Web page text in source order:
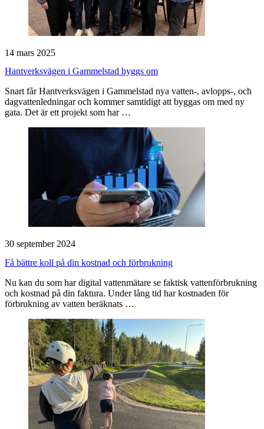
14 mars 2025
Hantverksvägen i Gammelstad byggs om
Snart får Hantverksvägen i Gammelstad nya vatten-, avlopps-, och
dagvattenledningar och kommer samtidigt att byggas om med ny
gata. Det är ett projekt som har …
30 september 2024
Få bättre koll på din kostnad och förbrukning
Nu kan du som har digital vattenmätare se faktisk vattenförbrukning
och kostnad på din faktura. Under lång tid har kostnaden för
förbrukning av vatten beräknats …